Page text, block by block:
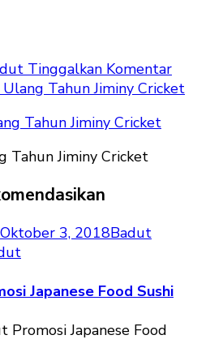
Tinggalkan Komentar
Tahun Jiminy Cricket
Tahun Jiminy Cricket
Oktober 3, 2018Badut
Japanese Food Sushi